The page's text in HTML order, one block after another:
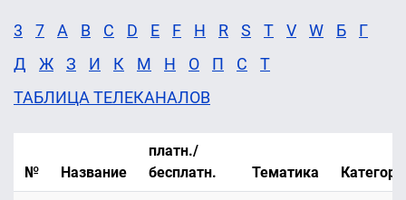
3 7 A B C D E F H R S T V W Б
Г
Д
Ж З И К М Н О П С
Т
ТАБЛИЦА ТЕЛЕКАНАЛОВ
№ Название
платн./
бесплатн.
Тематика